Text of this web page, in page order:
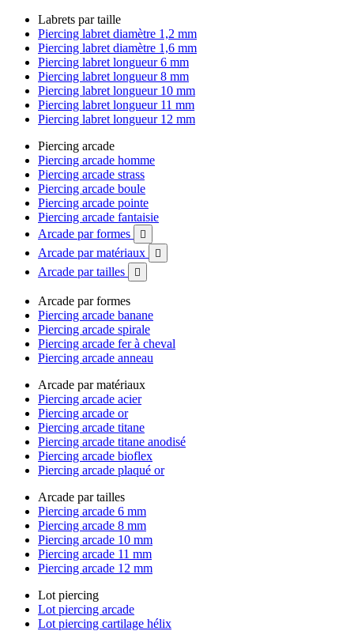
Labrets par taille
Piercing labret diamètre 1,2 mm
Piercing labret diamètre 1,6 mm
Piercing labret longueur 6 mm
Piercing labret longueur 8 mm
Piercing labret longueur 10 mm
Piercing labret longueur 11 mm
Piercing labret longueur 12 mm
Piercing arcade
Piercing arcade homme
Piercing arcade strass
Piercing arcade boule
Piercing arcade pointe
Piercing arcade fantaisie
Arcade par formes

Arcade par matériaux 
Arcade par tailles 
Arcade par formes
Piercing arcade banane
Piercing arcade spirale
Piercing arcade fer à cheval
Piercing arcade anneau
Arcade par matériaux
Piercing arcade acier
Piercing arcade or
Piercing arcade titane
Piercing arcade titane anodisé
Piercing arcade bioflex
Piercing arcade plaqué or
Arcade par tailles
Piercing arcade 6 mm
Piercing arcade 8 mm
Piercing arcade 10 mm
Piercing arcade 11 mm
Piercing arcade 12 mm
Lot piercing
Lot piercing arcade
Lot piercing cartilage hélix